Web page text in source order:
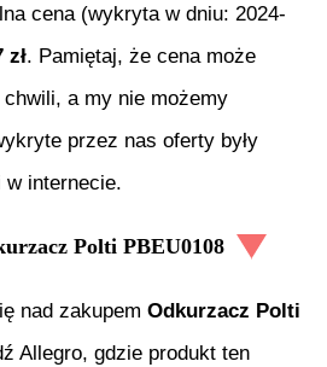
cena (wykryta w dniu: 2024-
zł. Pamiętaj, że cena może
a my nie możemy
przez nas oferty były
w internecie.
Polti PBEU0108
nad zakupem Odkurzacz Polti
Allegro, gdzie produkt ten